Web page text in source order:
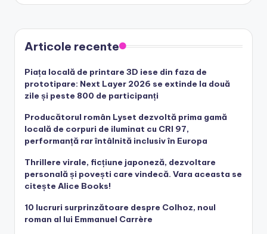
Articole recente
Piața locală de printare 3D iese din faza de
prototipare: Next Layer 2026 se extinde la două
zile și peste 800 de participanți
Producătorul român Lyset dezvoltă prima gamă
locală de corpuri de iluminat cu CRI 97,
performanță rar întâlnită inclusiv în Europa
Thrillere virale, ficțiune japoneză, dezvoltare
personală și povești care vindecă. Vara aceasta se
citește Alice Books!
10 lucruri surprinzătoare despre Colhoz, noul
roman al lui Emmanuel Carrère